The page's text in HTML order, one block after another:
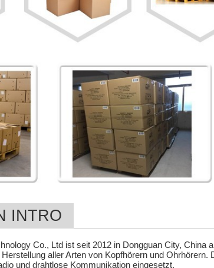
INTRO
Co., Ltd ist seit 2012 in Dongguan City, China
aller Arten von Kopfhörern und
und drahtlose Kommunikation eingesetzt.